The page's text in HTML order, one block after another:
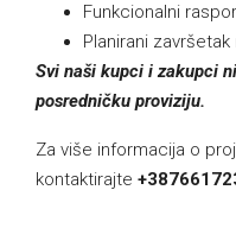
Funkcionalni
Planirani
Svi naši kupci i zakupci
posredničku proviziju.
Za više informacija o
kontaktirajte